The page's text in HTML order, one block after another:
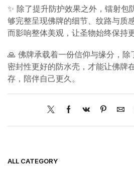
✨ 除了提升防护效果之外，镭射包
够完整呈现佛牌的细节、纹路与质
而影响整体美观，让圣物始终保持
🙏 佛牌承载着一份信仰与缘分，除
密封性更好的防水壳，才能让佛牌
存，陪伴自己更久。
ALL CATEGORY